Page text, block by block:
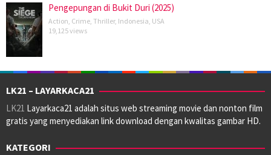
Pengepungan di Bukit Duri (2025)
Action Crime Thriller, Indonesia USA
19,125 views
LK21 – LAYARKACA21
LK21 Layarkaca21 adalah situs web streaming movie dan nonton film
gratis yang menyediakan link download dengan kwalitas gambar HD.
KATEGORI